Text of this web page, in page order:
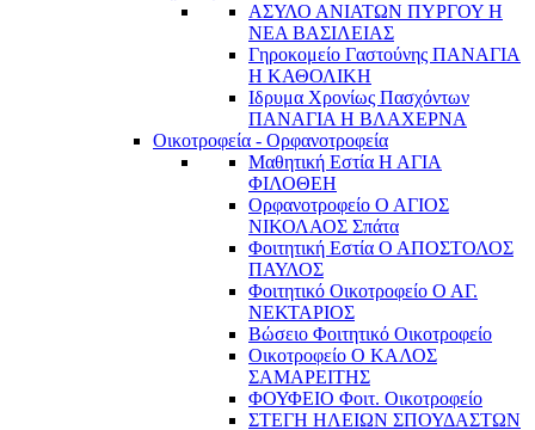
ΑΣΥΛΟ ΑΝΙΑΤΩΝ ΠΥΡΓΟΥ Η
ΝΕΑ ΒΑΣΙΛΕΙΑΣ
Γηροκομείο Γαστούνης ΠΑΝΑΓΙΑ
Η ΚΑΘΟΛΙΚΗ
Ιδρυμα Χρονίως Πασχόντων
ΠΑΝΑΓΙΑ Η ΒΛΑΧΕΡΝΑ
Οικοτροφεία - Ορφανοτροφεία
Μαθητική Εστία Η ΑΓΙΑ
ΦΙΛΟΘΕΗ
Ορφανοτροφείο Ο ΑΓΙΟΣ
ΝΙΚΟΛΑΟΣ Σπάτα
Φοιτητική Εστία Ο ΑΠΟΣΤΟΛΟΣ
ΠΑΥΛΟΣ
Φοιτητικό Οικοτροφείο Ο ΑΓ.
ΝΕΚΤΑΡΙΟΣ
Βώσειο Φοιτητικό Οικοτροφείο
Οικοτροφείο Ο ΚΑΛΟΣ
ΣΑΜΑΡΕΙΤΗΣ
ΦΟΥΦΕΙΟ Φοιτ. Οικοτροφείο
ΣΤΕΓΗ ΗΛΕΙΩΝ ΣΠΟΥΔΑΣΤΩΝ